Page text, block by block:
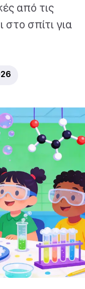
από τις
στο σπίτι για